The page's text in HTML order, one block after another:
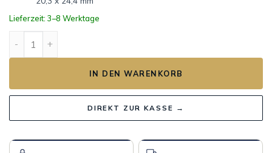
Lieferzeit: 3–8 Werktage
IN DEN WARENKORB
DIREKT ZUR KASSE →